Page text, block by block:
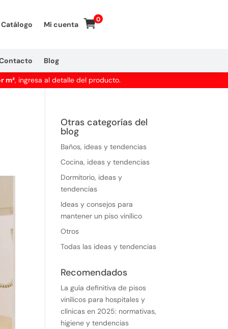
Catálogo Mi cuenta
0
Blog
m², ingresa al detalle del producto.
Otras categorías del
blog
Baños, ideas y tendencias
Cocina, ideas y tendencias
Dormitorio, ideas y
tendencias
Ideas y consejos para
mantener un piso vinílico
Otros
Todas las ideas y tendencias
Recomendados
La guía definitiva de pisos
vinílicos para hospitales y
clínicas en 2025: normativas,
higiene y tendencias